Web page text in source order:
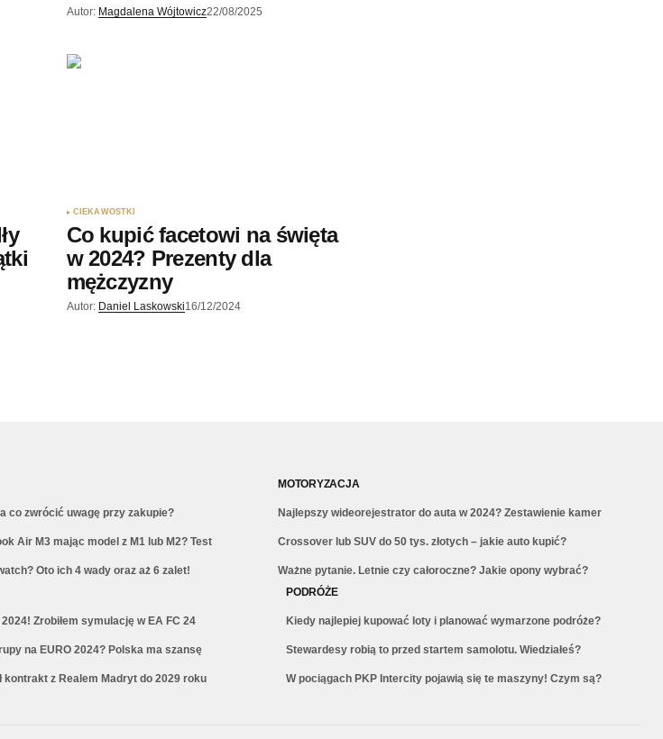
Autor: Magdalena Wójtowicz22/08/2025
CIEKAWOSTKI
Co kupić facetowi na święta
w 2024? Prezenty dla
mężczyzny
Autor: Daniel Laskowski16/12/2024
co zwrócić uwagę przy zakupie?
Air M3 mając model z M1 lub M2? Test
Oto ich 4 wady oraz aż 6 zalet!
MOTORYZACJA
Najlepszy wideorejestrator do auta w 2024? Zestawienie kamer
Crossover lub SUV do 50 tys. złotych – jakie auto kupić?
Ważne pytanie. Letnie czy całoroczne? Jakie opony wybrać?
Zrobiłem symulację w EA FC 24
na EURO 2024? Polska ma szansę
kontrakt z Realem Madryt do 2029 roku
PODRÓŻE
Kiedy najlepiej kupować loty i planować wymarzone podróże?
Stewardesy robią to przed startem samolotu. Wiedziałeś?
W pociągach PKP Intercity pojawią się te maszyny! Czym są?